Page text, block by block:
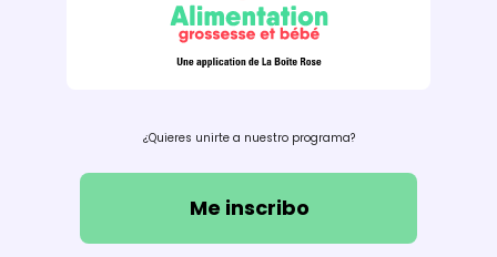
¿Quieres unirte a nuestro programa?
Me inscribo